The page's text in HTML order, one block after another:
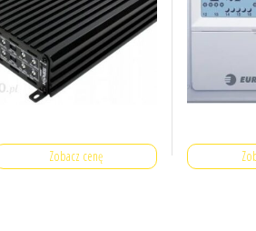
Zobacz cenę